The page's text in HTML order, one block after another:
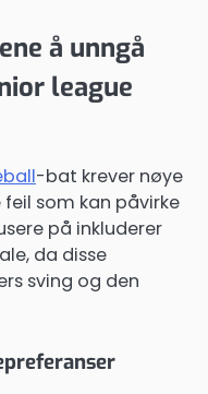
å unngå
league
-bat krever nøye
som kan påvirke
på inkluderer
da disse
sving og den